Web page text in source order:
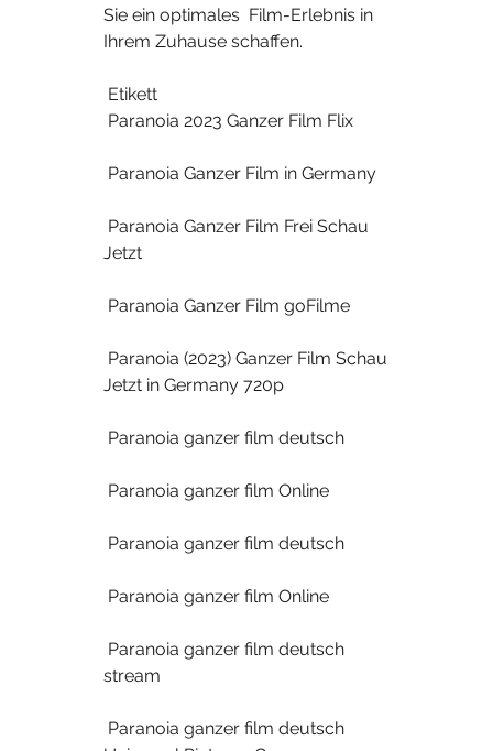
Sie ein optimales  Film-Erlebnis in
Ihrem Zuhause schaffen.
Etikett
Paranoia 2023 Ganzer Film Flix
Paranoia Ganzer Film in Germany
Jetzt
Paranoia Ganzer Film goFilme
Jetzt in Germany 720p
Paranoia ganzer film deutsch
Paranoia ganzer film Online
Paranoia ganzer film deutsch
Paranoia ganzer film Online
stream